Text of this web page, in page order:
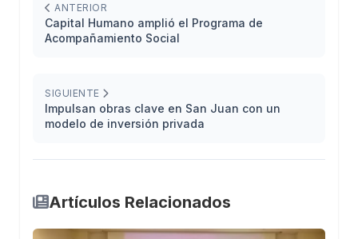
ANTERIOR
Capital Humano amplió el Programa de
Acompañamiento Social
SIGUIENTE
Impulsan obras clave en San Juan con un
modelo de inversión privada
Artículos Relacionados